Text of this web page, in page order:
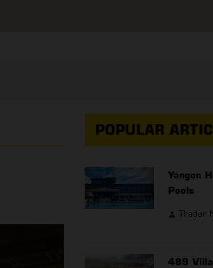
POPULAR
Yangon
Pools
Thadar
489 Villa